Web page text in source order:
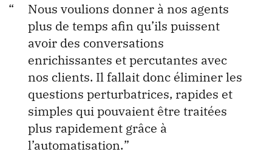
Nous voulions donner à nos agents
plus de temps afin qu’ils puissent
avoir des conversations
enrichissantes et percutantes avec
nos clients. Il fallait donc éliminer les
questions perturbatrices, rapides et
simples qui pouvaient être traitées
plus rapidement grâce à
l’automatisation.